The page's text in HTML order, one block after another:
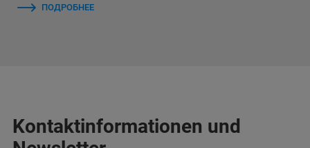
ПОДРОБНЕЕ
Kontaktinformationen und